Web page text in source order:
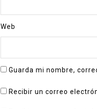
Web
Guarda mi nombre,
Recibir un correo